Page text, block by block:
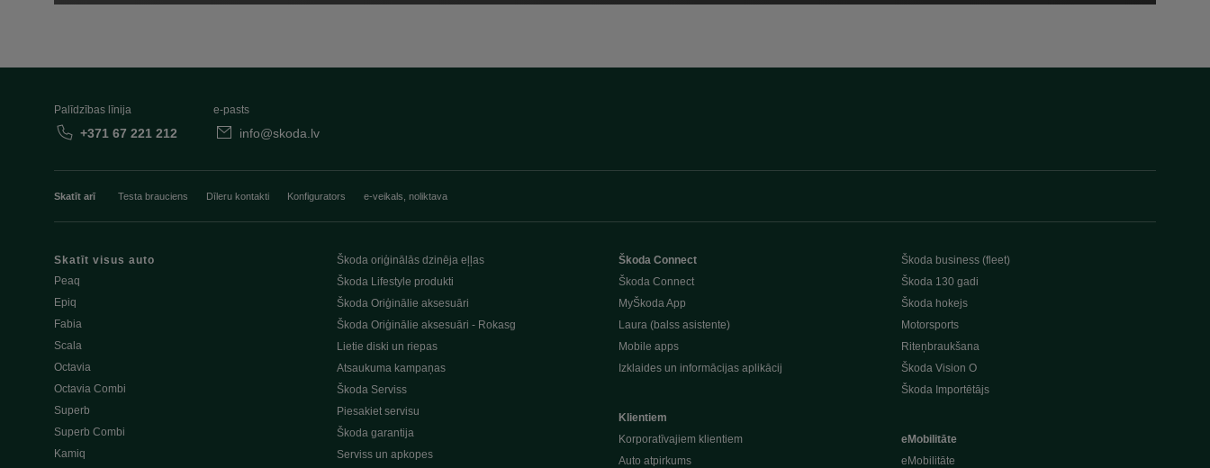
Palīdzības līnija
+371 67 221 212
e-pasts
info@skoda.lv
Skatīt arī Testa brauciens Dīleru kontakti Konfigurators e-veikals, noliktava
Skatīt visus auto
Peaq
Epiq
Fabia
Scala
Octavia
Octavia Combi
Superb
Superb Combi
Kamiq
Škoda oriģinālās dzinēja eļļas
Škoda Lifestyle produkti
Škoda Oriģinālie aksesuāri
Škoda Oriģinālie aksesuāri - Rokasg
Lietie diski un riepas
Atsaukuma kampaņas
Škoda Serviss
Piesakiet servisu
Škoda garantija
Serviss un apkopes
Škoda Connect
Škoda Connect
MyŠkoda App
Laura (balss asistente)
Mobile apps
Izklaides un informācijas aplikācij
Klientiem
Korporatīvajiem klientiem
Auto atpirkums
Škoda business (fleet)
Škoda 130 gadi
Škoda hokejs
Motorsports
Riteņbraukšana
Škoda Vision O
Škoda Importētājs
eMobilitāte
eMobilitāte